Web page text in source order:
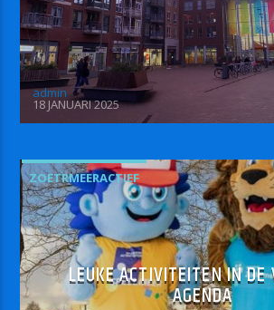
admin
18 JANUARI 2025
ZOETRMEERACTIEF
LEUKE ACTIVITEITEN IN
AGENDA